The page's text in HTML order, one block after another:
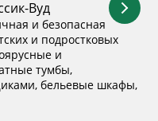
и безопасная
и подростковых
и
тумбы,
бельевые шкафы,